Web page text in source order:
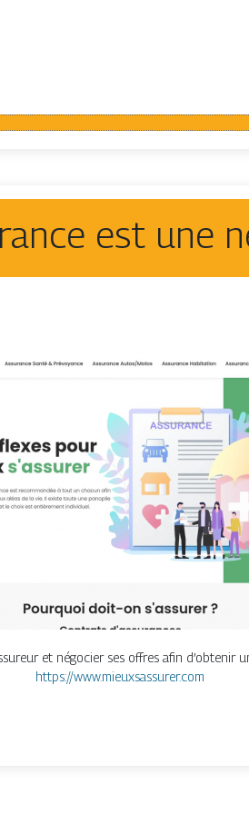
est une
et négocier ses offres afin d’obtenir
https://www.mieuxsassurer.com